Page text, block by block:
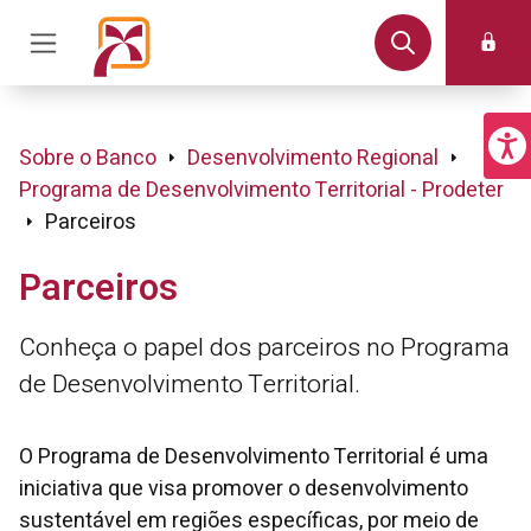
Sobre o Banco
Desenvolvimento Regional
Programa de Desenvolvimento Territorial - Prodeter
Parceiros
Parceiros
Conheça o papel dos parceiros no Programa
de Desenvolvimento Territorial.
O Programa de Desenvolvimento Territorial é uma
iniciativa que visa promover o desenvolvimento
sustentável em regiões específicas, por meio de